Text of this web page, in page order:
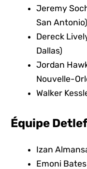
Jeremy
San
Dereck
Dallas)
Jordan
Nouvelle-
Walker
Équipe
Izan
Emoni